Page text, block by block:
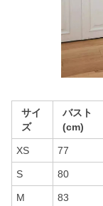
サイ
ズ
バスト
(cm)
XS 77
S 80
M 83